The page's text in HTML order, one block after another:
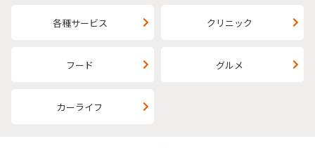
各種サービス クリニック
フード グルメ
カーライフ